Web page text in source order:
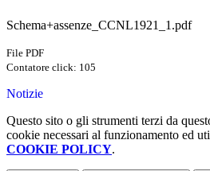
Schema+assenze_CCNL1921_1.pdf
File PDF
Contatore click: 105
Notizie
Questo sito o gli strumenti terzi da
cookie necessari al funzionamento ed
COOKIE POLICY.